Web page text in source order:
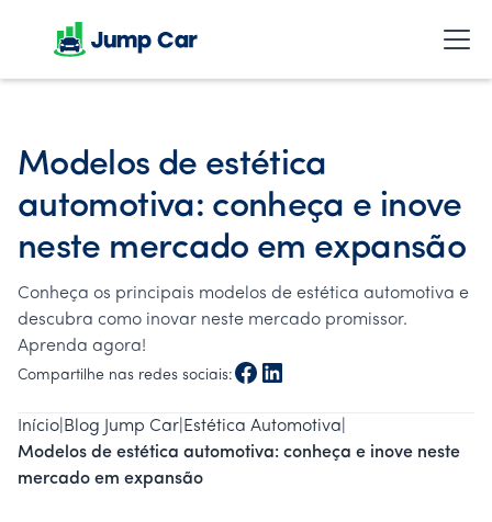
Modelos de estética
automotiva: conheça e inove
neste mercado em expansão
Conheça os principais modelos de estética automotiva e
descubra como inovar neste mercado promissor.
Aprenda agora!
Compartilhe nas redes sociais:
Início Blog Jump Car Estética Automotiva
Modelos de estética automotiva: conheça e inove neste
mercado em expansão